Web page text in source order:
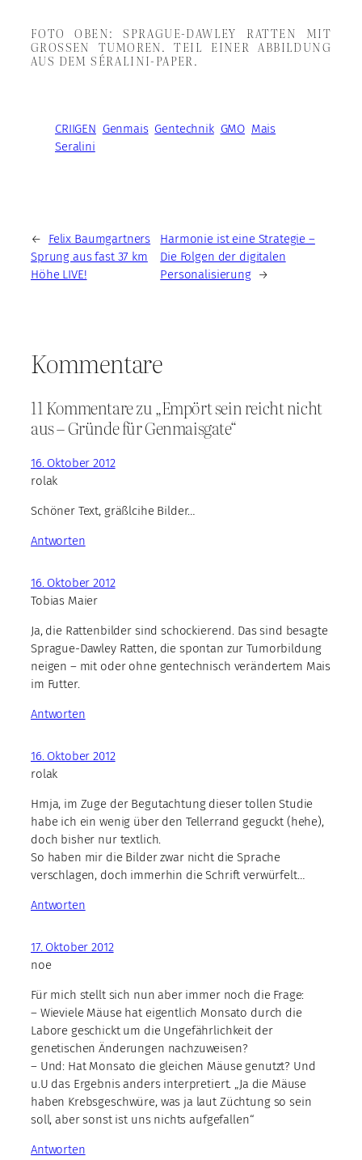
FOTO OBEN: SPRAGUE-DAWLEY RATTEN MIT
GROSSEN TUMOREN. TEIL EINER ABBILDUNG A
US DEM SÉRALINI-PAPER.
CRIIGEN Genmais Gentechnik GMO Mais
Seralini
←
Felix Baumgartners
Sprung aus fast 37 km
Höhe LIVE!
Harmonie ist eine Strategie –
Die Folgen der digitalen
Personalisierung →
Kommentare
11 Kommentare zu „Empört sein reicht nicht
aus – Gründe für Genmaisgate“
16. Oktober 2012
rolak
Schöner Text, gräßlcihe Bilder…
Antworten
16. Oktober 2012
Tobias Maier
Ja, die Rattenbilder sind schockierend. Das sind besagte
Sprague-Dawley Ratten, die spontan zur Tumorbildung
neigen – mit oder ohne gentechnisch verändertem Mais
im Futter.
Antworten
16. Oktober 2012
rolak
Hmja, im Zuge der Begutachtung dieser tollen Studie
habe ich ein wenig über den Tellerrand geguckt (hehe),
doch bisher nur textlich.
So haben mir die Bilder zwar nicht die Sprache
verschlagen, doch immerhin die Schrift verwürfelt…
Antworten
17. Oktober 2012
noe
Für mich stellt sich nun aber immer noch die Frage:
– Wieviele Mäuse hat eigentlich Monsato durch die
Labore geschickt um die Ungefährlichkeit der
genetischen Änderungen nachzuweisen?
– Und: Hat Monsato die gleichen Mäuse genutzt? Und
u.U das Ergebnis anders interpretiert. „Ja die Mäuse
haben Krebsgeschwüre, was ja laut Züchtung so sein
soll, aber sonst ist uns nichts aufgefallen“
Antworten